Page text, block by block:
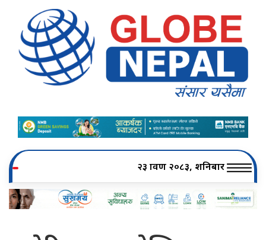
२३ श्रावण २०८३, शनिबार